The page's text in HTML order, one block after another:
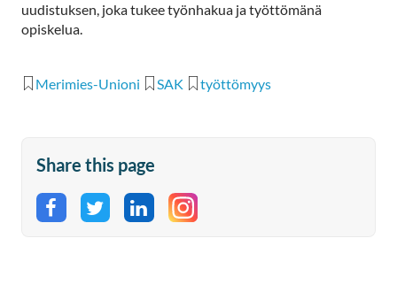
uudistuksen, joka tukee työnhakua ja työttömänä
opiskelua.
Merimies-Unioni SAK työttömyys
Share this page
Share on Facebook
Share on Twitter
Share on LinkedIn